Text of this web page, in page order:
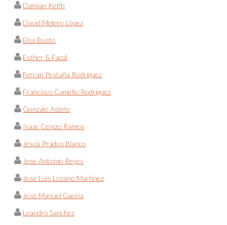
Damian Keith
David Melero López
Elsa Busto
Esther & Fazal
Ferran Pestaña Rodríguez
Francisco Camello Rodriguez
Gonzalo Astete
Isaac Cenizo Ramos
Jesús Prados Blanco
Jose Antonio Reyes
Jose Luis Lozano Martinez
Jose Manuel Gaona
Leandro Sanchez